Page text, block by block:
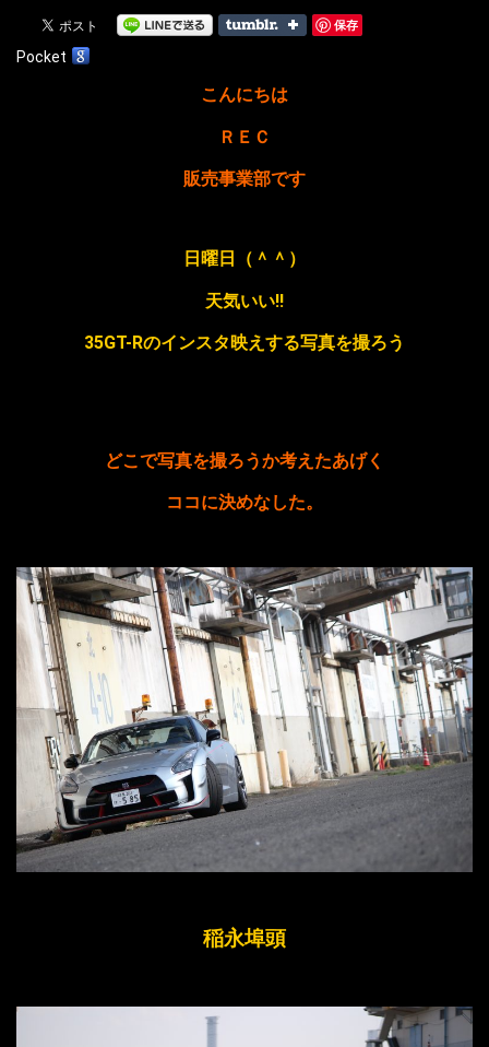
保存
Pocket
こんにちは
ＲＥＣ
販売事業部です
日曜日（＾＾）
天気いい!!
35GT-Rのインスタ映えする写真を撮ろう
どこで写真を撮ろうか考えたあげく
ココに決めなした。
稲永埠頭